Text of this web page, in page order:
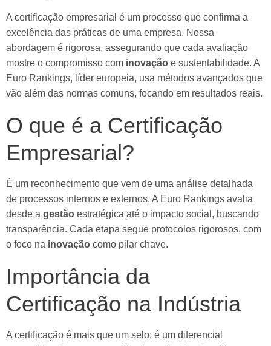
A certificação empresarial é um processo que confirma a
excelência das práticas de uma empresa. Nossa
abordagem é rigorosa, assegurando que cada avaliação
mostre o compromisso com inovação e sustentabilidade. A
Euro Rankings, líder europeia, usa métodos avançados que
vão além das normas comuns, focando em resultados reais.
O que é a Certificação
Empresarial?
É um reconhecimento que vem de uma análise detalhada
de processos internos e externos. A Euro Rankings avalia
desde a gestão estratégica até o impacto social, buscando
transparência. Cada etapa segue protocolos rigorosos, com
o foco na inovação como pilar chave.
Importância da
Certificação na Indústria
A certificação é mais que um selo; é um diferencial